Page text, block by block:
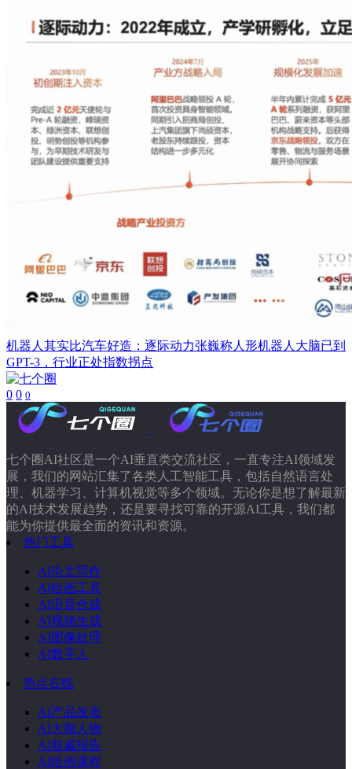
机器人其实比汽车好造：逐际动力张巍称人形机器人大脑已到
GPT-3，行业正处指数拐点
0 0 0
七个圈AI社区是一个AI垂直类交流社区，一直专注AI领域发
展，我们的网站汇集了各类人工智能工具，包括自然语言处
理、机器学习、计算机视觉等多个领域。无论你是想了解最新
的AI技术发展趋势，还是要寻找可靠的开源AI工具，我们都
能为你提供最全面的资讯和资源。
热门工具
AI论文写作
AI绘画工具
AI语音合成
AI视频生成
AI图像处理
AI数字人
热点在线
AI产品发布
AI大咖人物
AI权威报告
AI绘画课程